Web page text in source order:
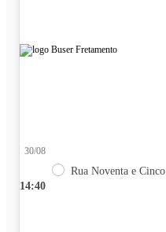
14:40
30/08
Rua Noventa e Cinco